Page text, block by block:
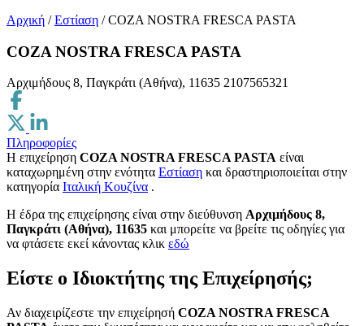
Αρχική / Εστίαση / COZA NOSTRA FRESCA PASTA
COZA NOSTRA FRESCA PASTA
Αρχιμήδους 8, Παγκράτι (Αθήνα), 11635 2107565321
Πληροφορίες
Η επιχείρηση COZA NOSTRA FRESCA PASTA είναι
καταχωρημένη στην ενότητα Εστίαση και δραστηριοποιείται στην
κατηγορία Ιταλική Κουζίνα .
H έδρα της επιχείρησης είναι στην διεύθυνση Αρχιμήδους 8,
Παγκράτι (Αθήνα), 11635 και μπορείτε να βρείτε τις οδηγίες για
να φτάσετε εκεί κάνοντας κλικ εδώ
Είστε ο Ιδιοκτήτης της Επιχείρησής;
Αν διαχειρίζεστε την επιχείρησή COZA NOSTRA FRESCA